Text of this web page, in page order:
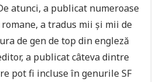
atunci, a publicat numeroase
a tradus mii și mii de
de gen de top din engleză
a publicat câteva dintre
pot fi incluse în genurile SF